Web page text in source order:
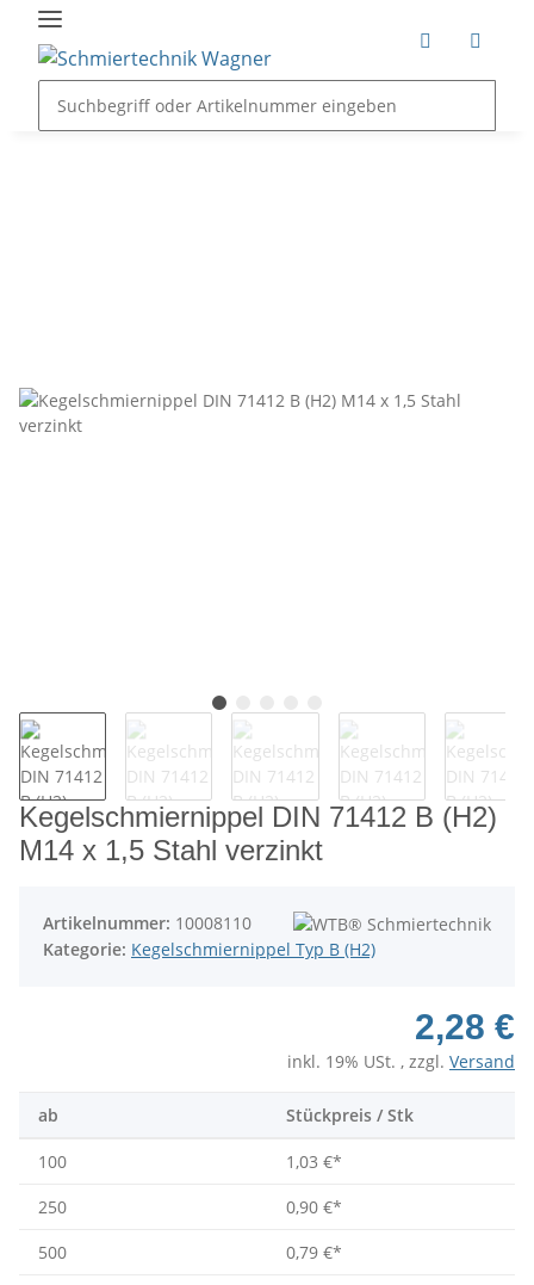
Kegelschmiernippel DIN 71412 B (H2)
M14 x 1,5 Stahl verzinkt
Artikelnummer: 10008110
Kategorie: Kegelschmiernippel Typ B (H2)
2,28 €
inkl. 19% USt. , zzgl. Versand
ab Stückpreis / Stk
100 1,03 €*
250
0,90 €*
500
0,79 €*